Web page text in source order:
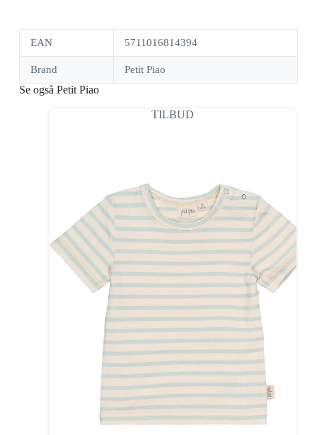
EAN 5711016814394
Brand Petit Piao
Se også Petit Piao
TILBUD